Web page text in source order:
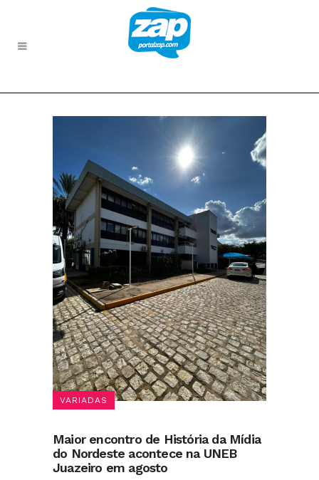
VARIADAS
Maior encontro de História da Mídia
do Nordeste acontece na UNEB
Juazeiro em agosto